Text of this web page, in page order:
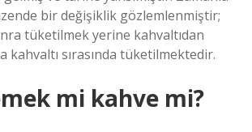
bir değişiklik gözlemlenmiştir;
tüketilmek yerine kahvaltıdan
kahvaltı sırasında tüketilmektedir.
mi kahve mi?